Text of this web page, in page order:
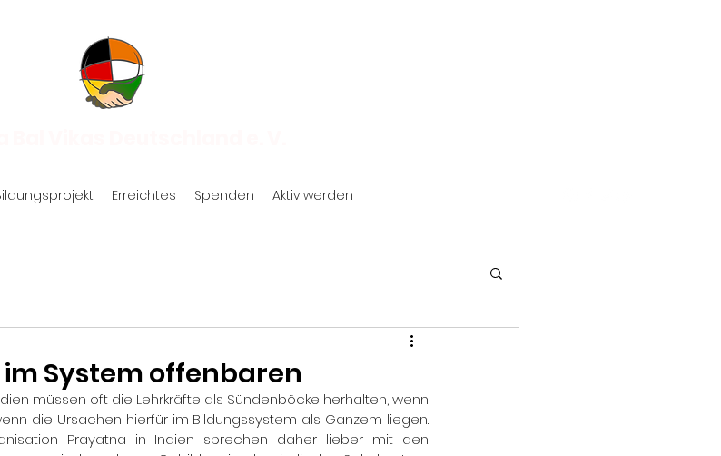
Erreichtes Spenden Aktiv werden
System offenbaren
müssen oft die Lehrkräfte als Sündenböcke herhalten, wenn
die Ursachen hierfür im Bildungssystem als Ganzem liegen.
Prayatna in Indien sprechen daher lieber mit den